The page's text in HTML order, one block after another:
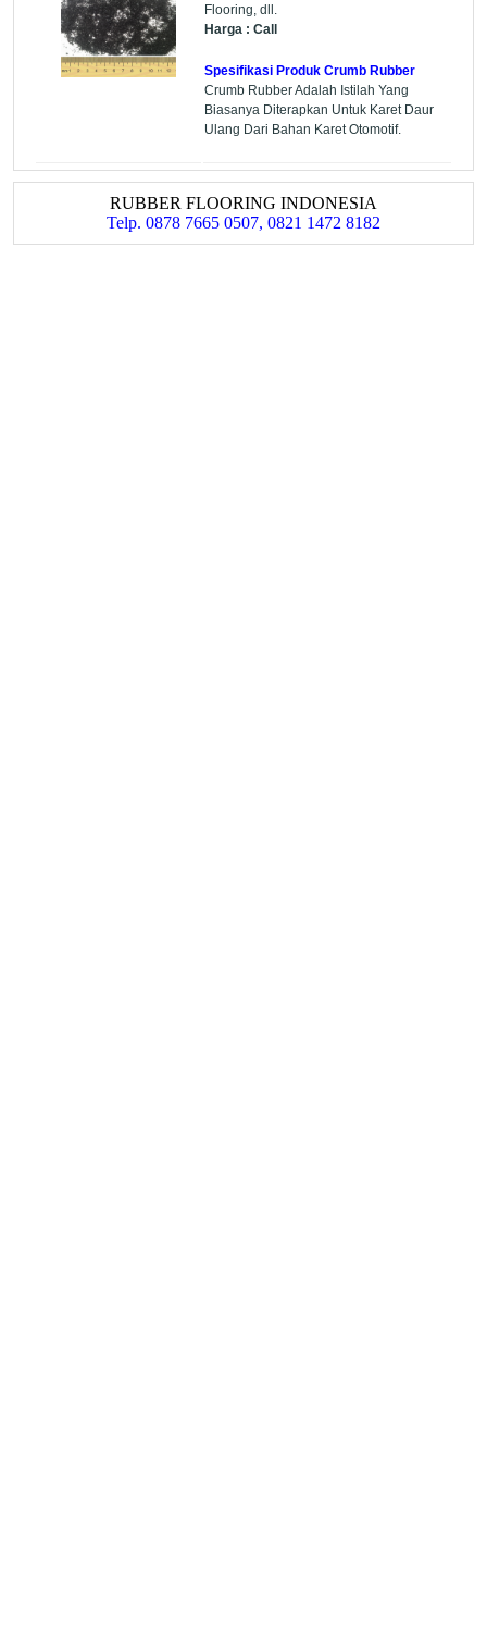
Flooring, dll.
Harga : Call
Spesifikasi Produk Crumb Rubber
Crumb Rubber Adalah Istilah Yang
Biasanya Diterapkan Untuk Karet Daur
Ulang Dari Bahan Karet Otomotif.
RUBBER FLOORING INDONESIA
Telp. 0878 7665 0507, 0821 1472 8182